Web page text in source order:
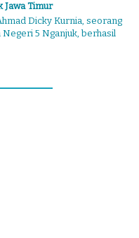
Jawa Timur
Dicky Kurnia, seorang
5 Nganjuk, berhasil